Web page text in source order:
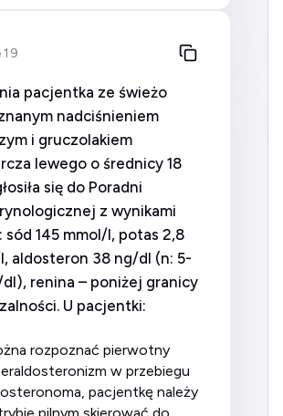
19
pacjentka ze świeżo
nadciśnieniem
i gruczolakiem
lewego o średnicy 18
się do Poradni
z wynikami
sód 145 mmol/l, potas 2,8
aldosteron 38 ng/dl (n: 5-
renina – poniżej granicy
U pacjentki:
w przebiegu
pacjentkę należy